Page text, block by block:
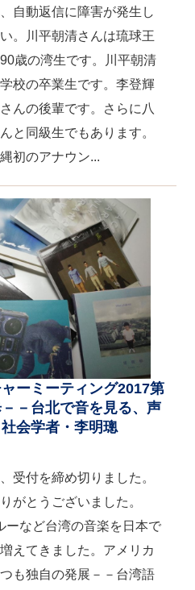
自動返信に障害が発生し
。川平朝清さんは琉球王
歳の湾生です。川平朝清
校の卒業生です。李登輝
んの後輩です。さらに八
と同級生でもあります。
初のアナウン...
ャーミーティング2017第
－台北で音を見る、声
会学者・李明璁
受付を締め切りました。
がとうございました。
ーなど台湾の音楽を日本で
えてきました。アメリカ
も独自の発展－－台湾語